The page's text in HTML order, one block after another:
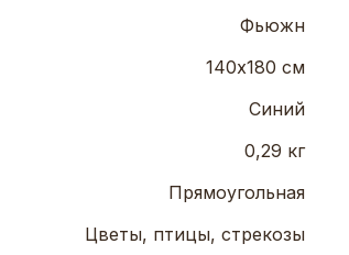
Фьюжн
140х180 см
Синий
0,29 кг
Прямоугольная
Цветы, птицы, стрекозы